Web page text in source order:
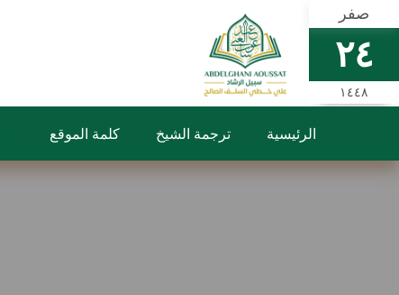
صفر
٢٤
١٤٤٨
الرئيسية ترجمة الشيخ كلمة الموقع